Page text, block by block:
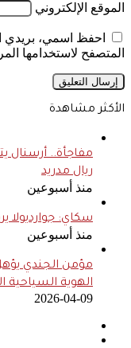
الموقع الإلكتروني
احفظ اسمي، بريدي
المتصفح لاستخدامها
الأكثر مشاهدة
مفاجأة.. أرسنال
ريال مدريد
منذ أسبوعين
سكاي: جوارديولا
منذ أسبوعين
الهوية السياحية
2026-04-09